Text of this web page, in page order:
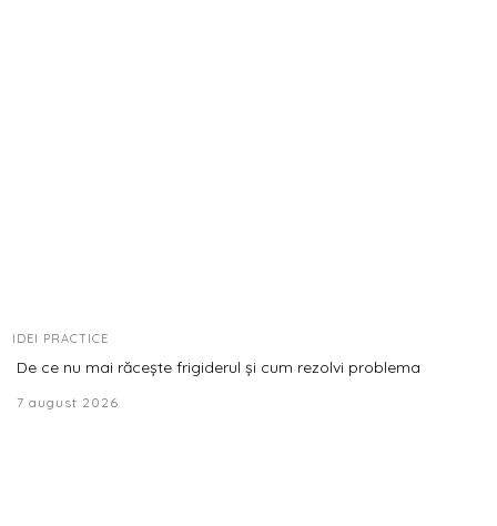
IDEI PRACTICE
De ce nu mai răcește frigiderul și cum rezolvi problema
7 august 2026